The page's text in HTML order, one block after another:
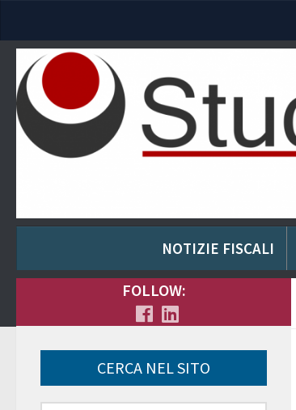
NOTIZIE FISCALI
FOLLOW:
CERCA NEL SITO